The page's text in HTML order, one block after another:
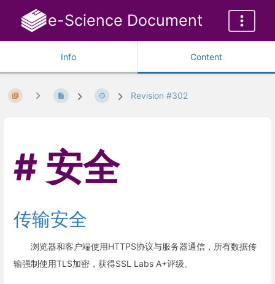
e-Science Document
Info Content
Revision #302
安全
传输安全
浏览器和客户端使用HTTPS协议与服务器通信，所有数据传
输强制使用TLS加密，获得SSL Labs A+评级。